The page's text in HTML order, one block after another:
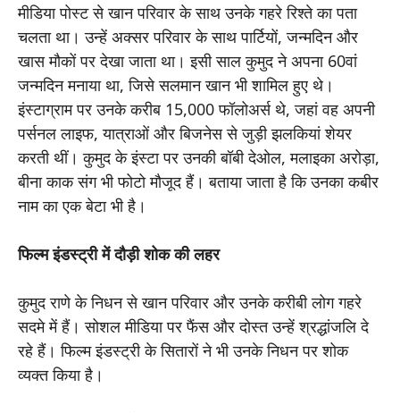
मीडिया पोस्ट से खान परिवार के साथ उनके गहरे रिश्ते का पता
चलता था। उन्हें अक्सर परिवार के साथ पार्टियों, जन्मदिन और
खास मौकों पर देखा जाता था। इसी साल कुमुद ने अपना 60वां
जन्मदिन मनाया था, जिसे सलमान खान भी शामिल हुए थे।
इंस्टाग्राम पर उनके करीब 15,000 फॉलोअर्स थे, जहां वह अपनी
पर्सनल लाइफ, यात्राओं और बिजनेस से जुड़ी झलकियां शेयर
करती थीं। कुमुद के इंस्टा पर उनकी बॉबी देओल, मलाइका अरोड़ा,
बीना काक संग भी फोटो मौजूद हैं। बताया जाता है कि उनका कबीर
नाम का एक बेटा भी है।
फिल्म इंडस्ट्री में दौड़ी शोक की लहर
कुमुद राणे के निधन से खान परिवार और उनके करीबी लोग गहरे
सदमे में हैं। सोशल मीडिया पर फैंस और दोस्त उन्हें श्रद्धांजलि दे
रहे हैं। फिल्म इंडस्ट्री के सितारों ने भी उनके निधन पर शोक
व्यक्त किया है।